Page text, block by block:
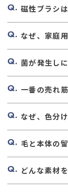
磁性ブラシ
なぜ、家庭
菌が発生し
一番の売れ
なぜ、色分
毛と本体の
どんな素材